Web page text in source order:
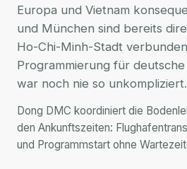
Europa und Vietnam
und München sind bereits
Ho-Chi-Minh-Stadt
Programmierung für
war noch nie so unkompliziert.
Dong DMC koordiniert die
den Ankunftszeiten:
und Programmstart ohne